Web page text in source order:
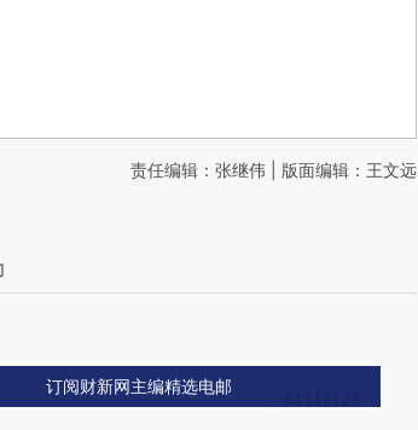
责任编辑：张继伟 | 版面编辑：王文远
订阅财新网主编精选电邮